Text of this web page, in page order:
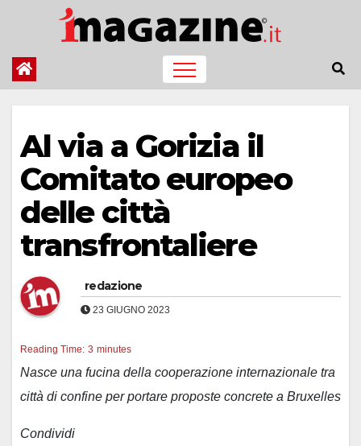
contenuto
Al via a Gorizia il
Comitato europeo
delle città
transfrontaliere
redazione
23 GIUGNO 2023
Reading Time: 3 minutes
Nasce una fucina della cooperazione internazionale tra
città di confine per portare proposte concrete a Bruxelles
Condividi